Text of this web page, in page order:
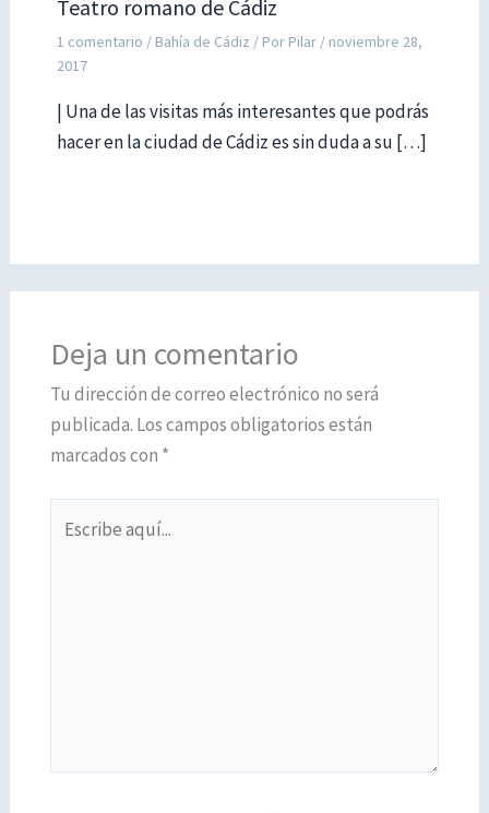
Teatro romano de Cádiz
1 comentario / Bahía de Cádiz / Por Pilar / noviembre 28,
2017
| Una de las visitas más interesantes que podrás
hacer en la ciudad de Cádiz es sin duda a su […]
Deja un comentario
Tu dirección de correo electrónico no será
publicada. Los campos obligatorios están
marcados con *
aquí...